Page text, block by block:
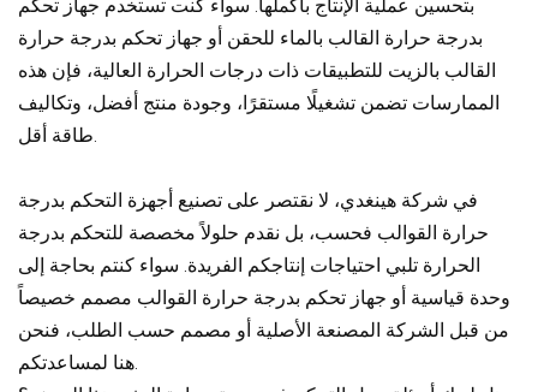
بتحسين عملية الإنتاج بأكملها. سواء كنت تستخدم جهاز تحكم
بدرجة حرارة القالب بالماء للحقن أو جهاز تحكم بدرجة حرارة
القالب بالزيت للتطبيقات ذات درجات الحرارة العالية، فإن هذه
الممارسات تضمن تشغيلًا مستقرًا، وجودة منتج أفضل، وتكاليف
في شركة هينغدي، لا نقتصر على تصنيع أجهزة التحكم بدرجة
حرارة القوالب فحسب، بل نقدم حلولاً مخصصة للتحكم بدرجة
الحرارة تلبي احتياجات إنتاجكم الفريدة. سواء كنتم بحاجة إلى
وحدة قياسية أو جهاز تحكم بدرجة حرارة القوالب مصمم خصيصاً
من قبل الشركة المصنعة الأصلية أو مصمم حسب الطلب، فنحن